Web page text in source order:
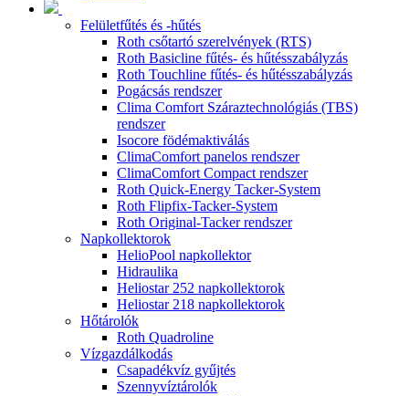
Felületfűtés és -hűtés
Roth csőtartó szerelvények (RTS)
Roth Basicline fűtés- és hűtésszabályzás
Roth Touchline fűtés- és hűtésszabályzás
Pogácsás rendszer
Clima Comfort Száraztechnológiás (TBS)
rendszer
Isocore födémaktiválás
ClimaComfort panelos rendszer
ClimaComfort Compact rendszer
Roth Quick-Energy Tacker-System
Roth Flipfix-Tacker-System
Roth Original-Tacker rendszer
Napkollektorok
HelioPool napkollektor
Hidraulika
Heliostar 252 napkollektorok
Heliostar 218 napkollektorok
Hőtárolók
Roth Quadroline
Vízgazdálkodás
Csapadékvíz gyűjtés
Szennyvíztárolók